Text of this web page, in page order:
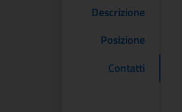
Descrizione
Posizione
Contatti
Bosch e